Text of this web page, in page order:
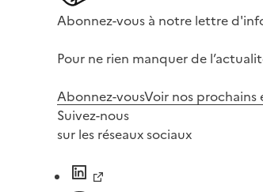
Abonnez-vous à notre lettre
Pour ne rien manquer de
Abonnez-vousVoir nos prochains
Suivez-nous
sur les réseaux sociaux